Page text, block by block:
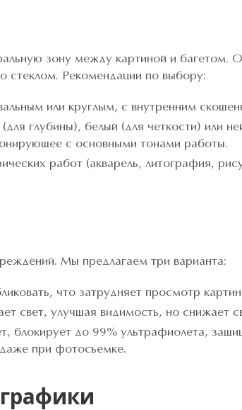
зону между картиной и багетом.
стеклом. Рекомендации по выбору:
или круглым, с внутренним
глубины), белый (для четкости) или
с основными тонами работы.
работ (акварель, литография,
Мы предлагаем три варианта:
что затрудняет просмотр
свет, улучшая видимость, но снижает
блокирует до 99% ультрафиолета,
при фотосъемке.